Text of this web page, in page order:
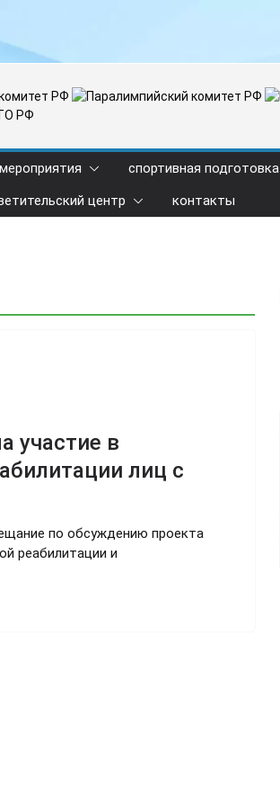
мероприятия спортивная подготовка
центр контакты
участие в
лиц с
по обсуждению проекта
реабилитации и